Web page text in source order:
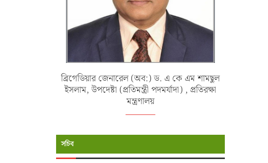
ব্রিগেডিয়ার জেনারেল (অব:) ড. এ কে এম শামছুল
ইসলাম, উপদেষ্টা (প্রতিমন্ত্রী পদমর্যাদা) , প্রতিরক্ষা
মন্ত্রণালয়
সচিব